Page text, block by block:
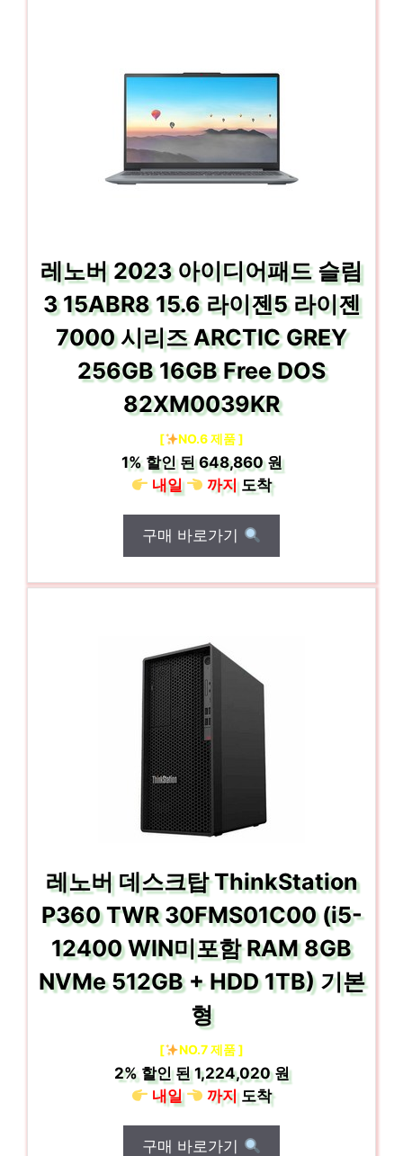
레노버 2023 아이디어패드 슬림
3 15ABR8 15.6 라이젠5 라이젠
7000 시리즈 ARCTIC GREY
256GB 16GB Free DOS
82XM0039KR
[ NO.6 제품 ]
1%할인 된648,860 원
내일
까지도착
구매 바로가기
레노버 데스크탑 ThinkStation
P360 TWR 30FMS01C00 (i5-
12400 WIN미포함 RAM 8GB
NVMe 512GB + HDD 1TB) 기본
형
[ NO.7 제품 ]
2%할인 된1,224,020 원
내일
까지도착
구매 바로가기